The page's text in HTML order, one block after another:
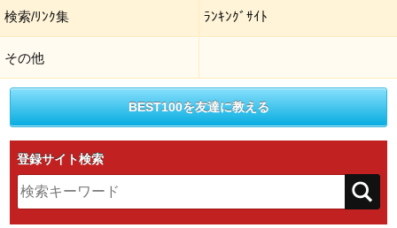
検索/ﾘﾝｸ集 ﾗﾝｷﾝｸﾞｻｲﾄ
その他
BEST100を友達に教える
登録サイト検索